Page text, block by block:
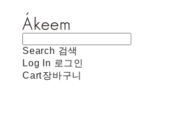
Search 검색
Log In 로그인
Cart장바구니